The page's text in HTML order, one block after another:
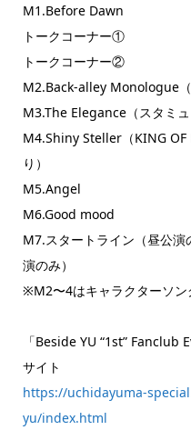
M1.Before Dawn
トークコーナー①
トークコーナー②
M2.Back-alley Monologue（
M3.The Elegance（スタミュ
M4.Shiny Steller（KING OF
り）
M5.Angel
M6.Good mood
M7.スタートライン（昼公
演のみ）
※M2〜4はキャラクターソン
「Beside YU “1st”
サイト
https://uchidayuma-
yu/index.html